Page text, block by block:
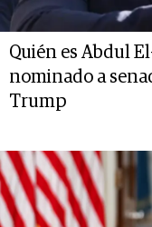
Quién es Abdul
nominado a
Trump